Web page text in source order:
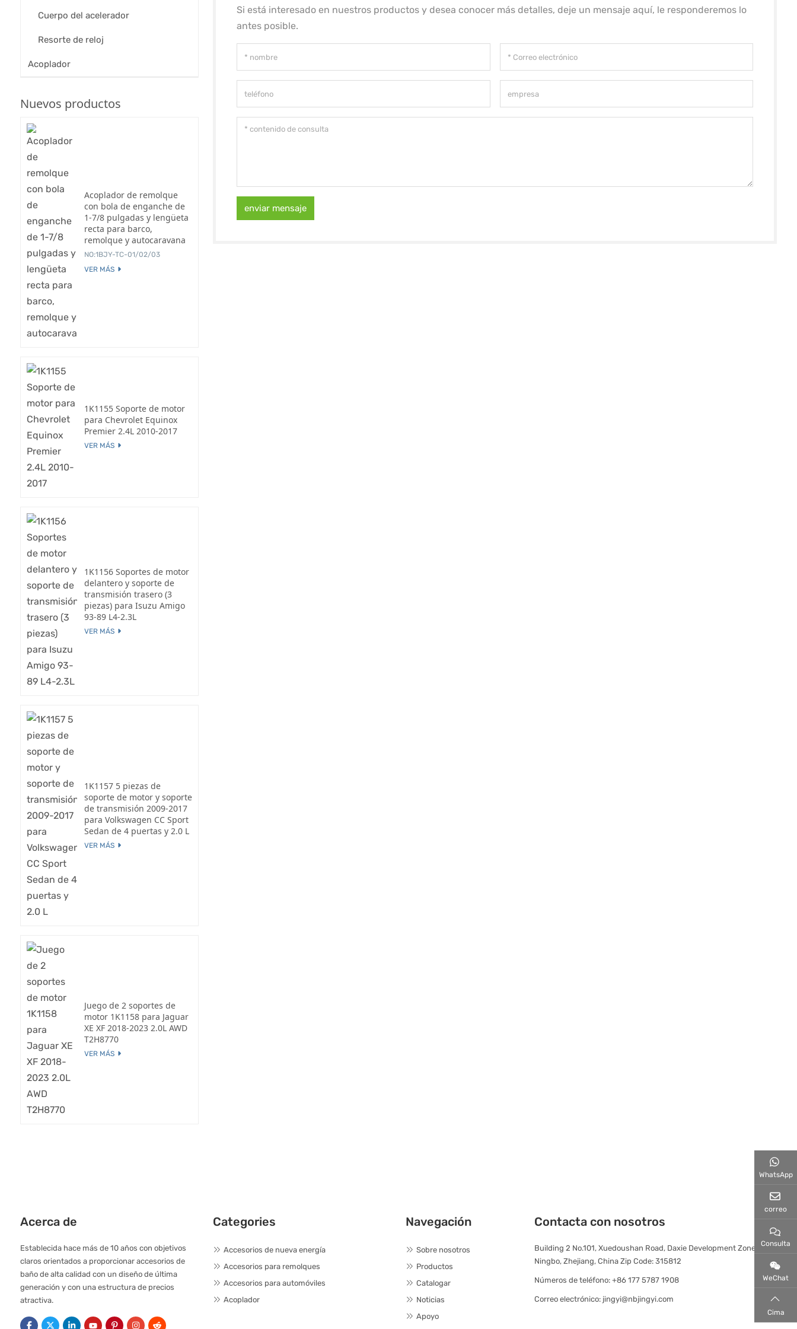
Si está interesado en nuestros productos y desea conocer más detalles, deje un mensaje aquí, le responderemos lo
antes posible.
enviar mensaje
Cuerpo del acelerador
Resorte de reloj
Acoplador
Nuevos productos
Acoplador de remolque
con bola de enganche de
1-7/8 pulgadas y lengüeta
recta para barco,
remolque y autocaravana
NO:1BJY-TC-01/02/03
VER MÁS
1K1155 Soporte de motor
para Chevrolet Equinox
Premier 2.4L 2010-2017
VER MÁS
1K1156 Soportes de motor
delantero y soporte de
transmisión trasero (3
piezas) para Isuzu Amigo
93-89 L4-2.3L
VER MÁS
1K1157 5 piezas de
soporte de motor y soporte
de transmisión 2009-2017
para Volkswagen CC Sport
Sedan de 4 puertas y 2.0 L
VER MÁS
Juego de 2 soportes de
motor 1K1158 para Jaguar
XE XF 2018-2023 2.0L AWD
T2H8770
VER MÁS
Acerca de
Establecida hace más de 10 años con objetivos
claros orientados a proporcionar accesorios de
baño de alta calidad con un diseño de última
generación y con una estructura de precios
atractiva.
Categories
Accesorios de nueva energía
Accesorios para remolques
Accesorios para automóviles
Acoplador
Navegación
Sobre nosotros
Productos
Catalogar
Noticias
Apoyo
Contacta con nosotros
Building 2 No.101, Xuedoushan Road, Daxie Development Zone,
Ningbo, Zhejiang, China Zip Code: 315812
Números de teléfono: +86 177 5787 1908
Correo electrónico: jingyi@nbjingyi.com
WhatsApp
correo
Consulta
WeChat
Cima